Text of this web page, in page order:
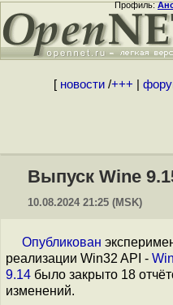
Профиль:
[ новости/+++
Выпуск Wine
10.08.2024 21:25 (MSK)
Опубликован
реализации Win32 API -
9.14 было закрыто 18
изменений.